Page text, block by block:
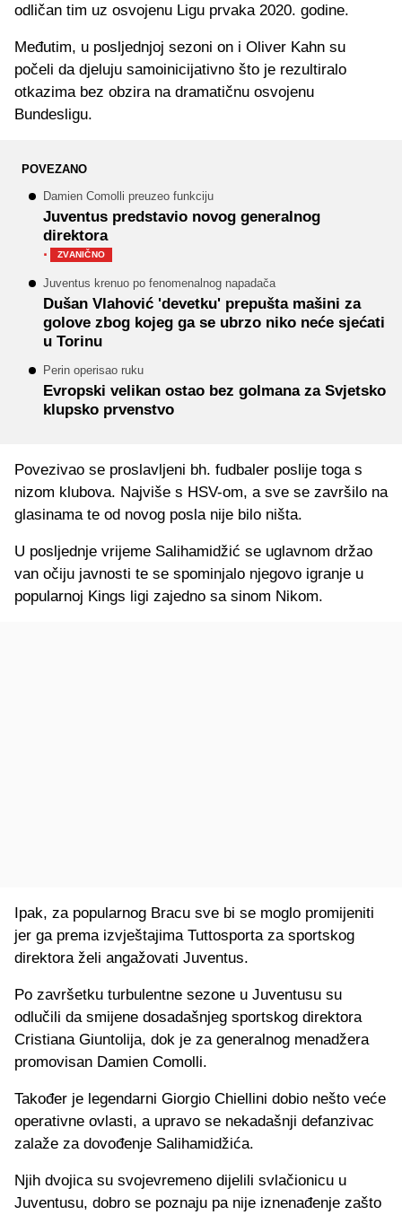
odličan tim uz osvojenu Ligu prvaka 2020. godine.
Međutim, u posljednjoj sezoni on i Oliver Kahn su
počeli da djeluju samoinicijativno što je rezultiralo
otkazima bez obzira na dramatičnu osvojenu
Bundesligu.
POVEZANO
Damien Comolli preuzeo funkciju
Juventus predstavio novog generalnog
direktora
· ZVANIČNO
Juventus krenuo po fenomenalnog napadača
Dušan Vlahović 'devetku' prepušta mašini za
golove zbog kojeg ga se ubrzo niko neće sjećati
u Torinu
Perin operisao ruku
Evropski velikan ostao bez golmana za Svjetsko
klupsko prvenstvo
Povezivao se proslavljeni bh. fudbaler poslije toga s
nizom klubova. Najviše s HSV-om, a sve se završilo na
glasinama te od novog posla nije bilo ništa.
U posljednje vrijeme Salihamidžić se uglavnom držao
van očiju javnosti te se spominjalo njegovo igranje u
popularnoj Kings ligi zajedno sa sinom Nikom.
Ipak, za popularnog Bracu sve bi se moglo promijeniti
jer ga prema izvještajima Tuttosporta za sportskog
direktora želi angažovati Juventus.
Po završetku turbulentne sezone u Juventusu su
odlučili da smijene dosadašnjeg sportskog direktora
Cristiana Giuntolija, dok je za generalnog menadžera
promovisan Damien Comolli.
Također je legendarni Giorgio Chiellini dobio nešto veće
operativne ovlasti, a upravo se nekadašnji defanzivac
zalaže za dovođenje Salihamidžića.
Njih dvojica su svojevremeno dijelili svlačionicu u
Juventusu, dobro se poznaju pa nije iznenađenje zašto